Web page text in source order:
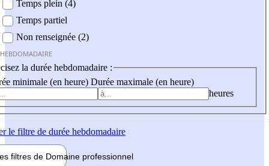
Temps plein (4)
Temps partiel
Non renseignée (2)
la durée hebdomadaire :
minimale (en heure) Durée maximale (en heure)
heures
le filtre de durée hebdomadaire
filtres de Domaine professionnel